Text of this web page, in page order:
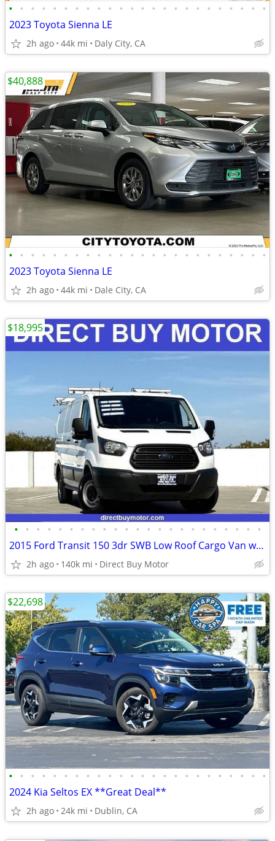
• • • • • • • • • • • • • • • • • • • • • • • •
2023 Toyota Sienna LE
2h ago 44k mi Daly City, CA
• • • • • • • • • • • • • • • • • • • • • • • •
2023 Toyota Sienna LE
2h ago 44k mi Dale City, CA
$40,888
• • • • • • • • • • • • • • • • • • • • • • •
2015 Ford Transit 150 3dr SWB Low Roof Cargo Van w/60/40 Passenger Si
2h ago 140k mi Direct Buy Motor
$18,995
• • • • • • • • • • • • • • • • • • • • • • • •
2024 Kia Seltos EX **Great Deal**
2h ago 24k mi Dublin, CA
$22,698